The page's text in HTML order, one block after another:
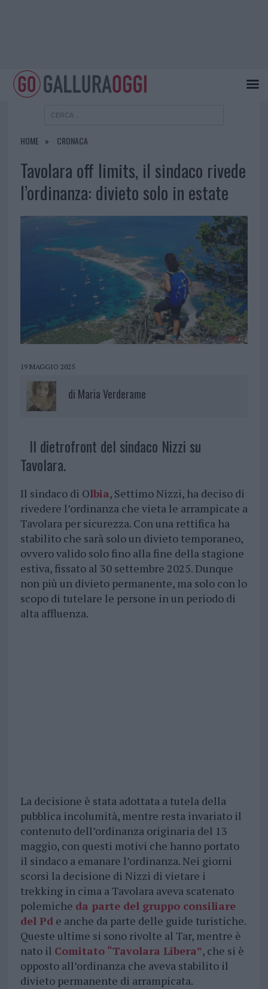
HOME CRONACA
Tavolara off limits, il sindaco rivede
l’ordinanza: divieto solo in estate
19 MAGGIO 2025
di Maria Verderame
Il dietrofront del sindaco Nizzi su
Tavolara.
Il sindaco di Olbia, Settimo Nizzi, ha deciso di
rivedere l’ordinanza che vieta le arrampicate a
Tavolara per sicurezza. Con una rettifica ha
stabilito che sarà solo un divieto temporaneo,
ovvero valido solo fino alla fine della stagione
estiva, fissato al 30 settembre 2025. Dunque
non più un divieto permanente, ma solo con lo
scopo di tutelare le persone in un periodo di
alta affluenza.
La decisione è stata adottata a tutela della
pubblica incolumità, mentre resta invariato il
contenuto dell’ordinanza originaria del 13
maggio, con questi motivi che hanno portato
il sindaco a emanare l’ordinanza. Nei giorni
scorsi la decisione di Nizzi di vietare i
trekking in cima a Tavolara aveva scatenato
polemiche da parte del gruppo consiliare
del Pde anche da parte delle guide turistiche.
Queste ultime si sono rivolte al Tar, mentre è
nato il Comitato “Tavolara Libera”, che si è
opposto all’ordinanza che aveva stabilito il
divieto permanente di arrampicata.